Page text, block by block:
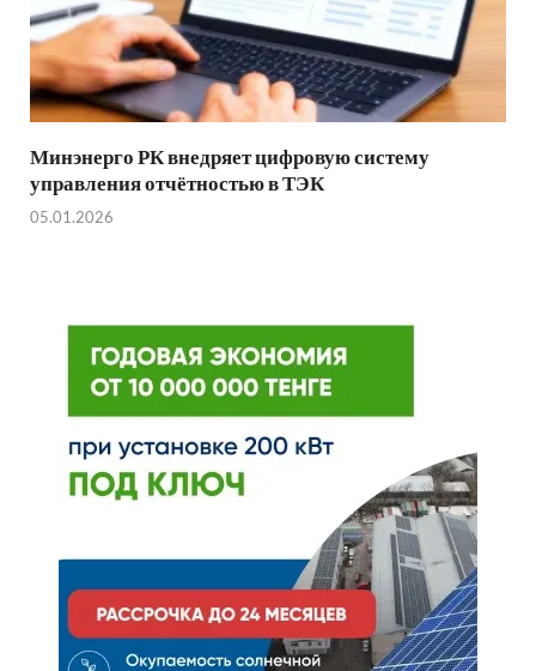
Минэнерго РК внедряет цифровую систему
управления отчётностью в ТЭК
05.01.2026